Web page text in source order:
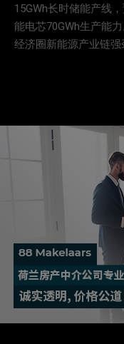
15GWh长时储能产线
能电芯70GWh生产能
经济圈新能源产业链强